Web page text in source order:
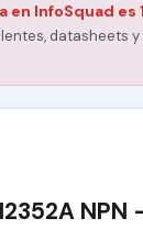
en InfoSquad es
datasheets y
NPN